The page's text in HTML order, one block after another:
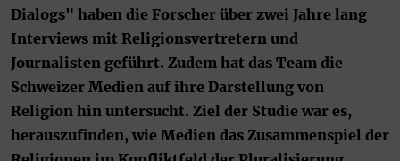
Dialogs" haben die Forscher über zwei Jahre lang
Interviews mit Religionsvertretern und
Journalisten geführt. Zudem hat das Team die
Schweizer Medien auf ihre Darstellung von
Religion hin untersucht. Ziel der Studie war es,
herauszufinden, wie Medien das Zusammenspiel der